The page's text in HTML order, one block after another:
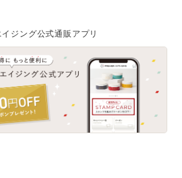
歴
情報を発信・キレイをサポートするWe
ジング公式通販アプリ